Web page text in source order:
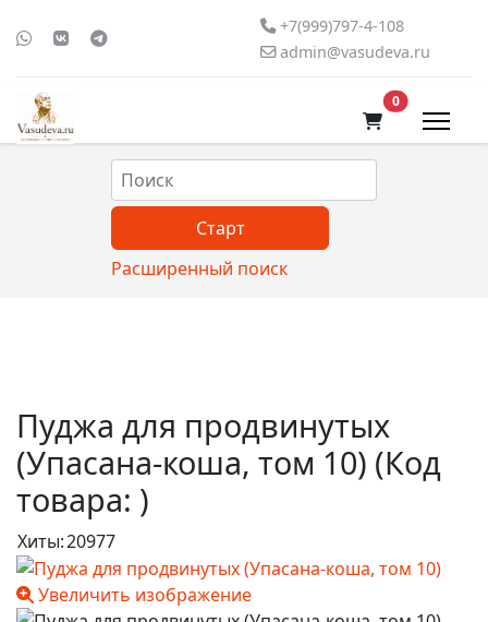
+7(999)797-4-108
admin@vasudeva.ru
0В корзину
Расширенный поиск
Пуджа для продвинутых
(Упасана-коша, том 10) (Код
товара: )
Хиты:20977
Увеличить изображение